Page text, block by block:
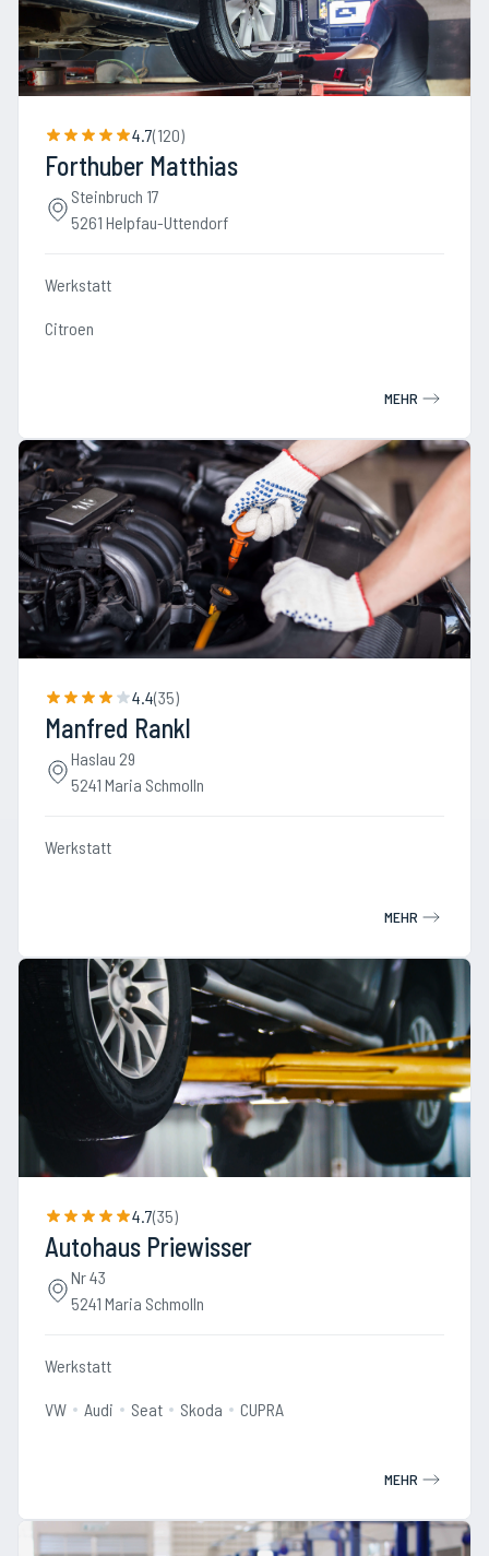
4.7(120)
Forthuber Matthias
Steinbruch 17
5261 Helpfau-Uttendorf
Werkstatt
Citroen
MEHR
4.4(35)
Manfred Rankl
Haslau 29
5241 Maria Schmolln
Werkstatt
MEHR
4.7(35)
Autohaus Priewisser
Nr 43
5241 Maria Schmolln
Werkstatt
VW Audi Seat Skoda CUPRA
MEHR